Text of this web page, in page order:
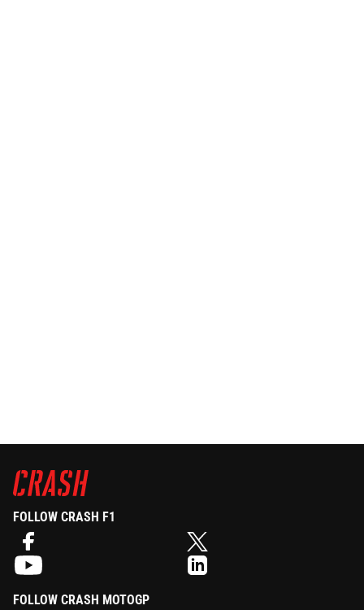
FOLLOW CRASH F1
FOLLOW CRASH MOTOGP